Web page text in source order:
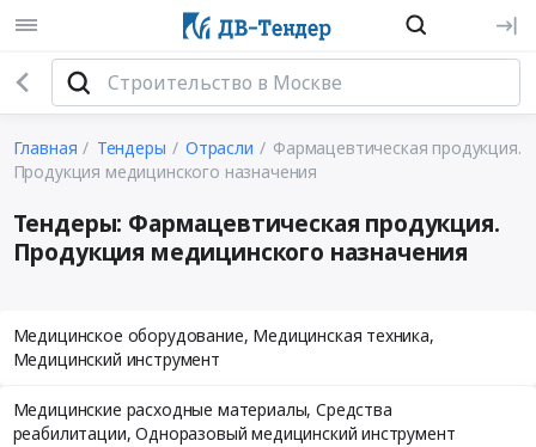
Главная Тендеры Отрасли
Фармацевтическая продукция.
Продукция медицинского назначения
Тендеры: Фармацевтическая продукция.
Продукция медицинского назначения
Медицинское оборудование, Медицинская техника,
Медицинский инструмент
Медицинские расходные материалы, Средства
реабилитации, Одноразовый медицинский инструмент